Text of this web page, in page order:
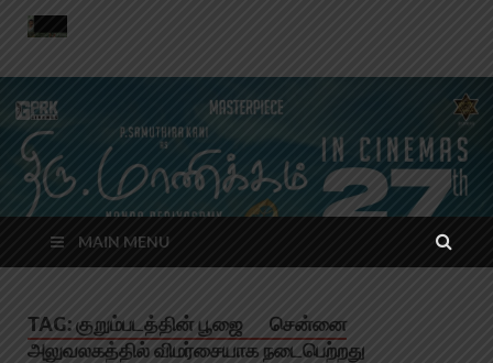
MAIN MENU
TAG:குறும்படத்தின் பூஜை சென்னை
அலுவலகத்தில் விமர்சையாக நடைபெற்றது